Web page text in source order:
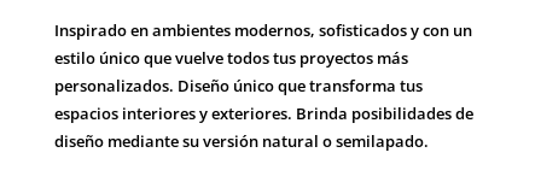
Inspirado en ambientes modernos, sofisticados y con un
estilo único que vuelve todos tus proyectos más
personalizados. Diseño único que transforma tus
espacios interiores y exteriores. Brinda posibilidades de
diseño mediante su versión natural o semilapado.